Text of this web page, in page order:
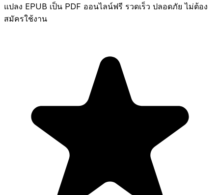
แปลง EPUB เป็น PDF ออนไลน์ฟรี รวดเร็ว ปลอดภัย ไม่ต้อง
สมัครใช้งาน